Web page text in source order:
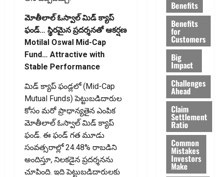
మోతీలాల్ ఓస్వాల్ మిడ్ క్యాప్
ఫండ్… స్థిరమైన ప్రదర్శనతో ఆకర్షణ
Motilal Oswal Mid-Cap
Fund… Attractive with
Stable Performance
మిడ్ క్యాప్ ఫండ్లలో (Mid-Cap
Mutual Funds) పెట్టుబడిదారుల
కోసం మరో ప్రాధాన్యతైన ఎంపిక
మోతీలాల్ ఓస్వాల్ మిడ్ క్యాప్
ఫండ్. ఈ ఫండ్ గత మూడు
సంవత్సరాల్లో 24.48% రాబడిని
అందిస్తూ, నిలకడైన ప్రదర్శనను
చూపింది. ఇది పెట్టుబడిదారులకు
Benefits
Benefits
for
Customers
Big
Impact
Challenges
Ahead
Claim
Settlement
Ratio
Common
Mistakes
Investors
Make